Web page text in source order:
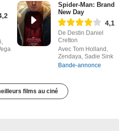
Spider-Man: Brand
New Day
4,1
De Destin Daniel
Cretton
Avec Tom Holland,
Zendaya, Sadie Sink
Bande-annonce
films au ciné